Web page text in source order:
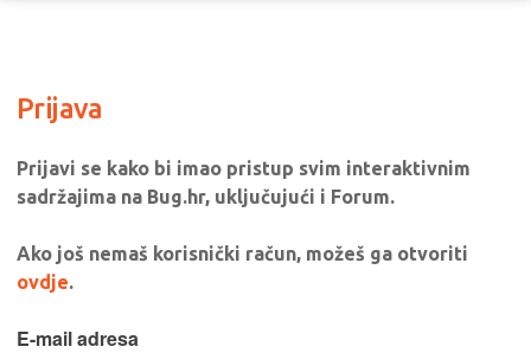
Prijava
Prijavi se kako bi imao pristup svim interaktivnim
sadržajima na Bug.hr, uključujući i Forum.
Ako još nemaš korisnički račun, možeš ga otvoriti
ovdje.
E-mail adresa